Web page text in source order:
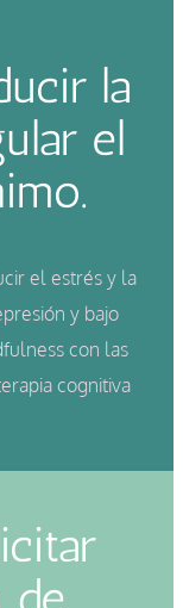
la
el
el estrés y la
y bajo
con las
cognitiva